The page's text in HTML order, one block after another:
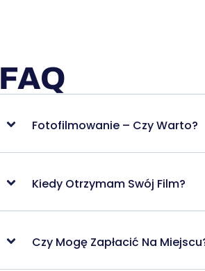
FAQ
Fotofilmowanie – Czy Warto?
Kiedy Otrzymam Swój Film?
Czy Mogę Zapłacić Na